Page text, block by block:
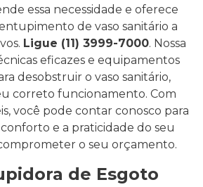
essa necessidade e oferece
de vaso sanitário a
Ligue (11) 3999-7000. Nossa
eficazes e equipamentos
desobstruir o vaso sanitário,
correto funcionamento. Com
você pode contar conosco para
e a praticidade do seu
o seu orçamento.
de Esgoto